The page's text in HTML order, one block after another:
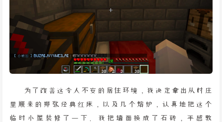
为了改善这令人不安的居住环境，我决定拿出从村庄
里顺来的那张经典红床，以及几个熔炉，认真地把这个
临时小屋装修了一下。我把墙面换成了石砖，手感敦